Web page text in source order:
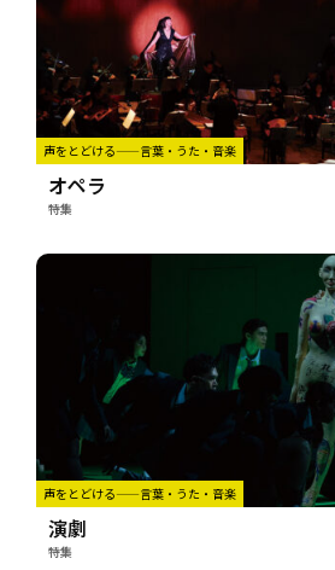
声をとどける——言葉・うた・音楽
オペラ
特集
声をとどける——言葉・うた・音楽
演劇
特集